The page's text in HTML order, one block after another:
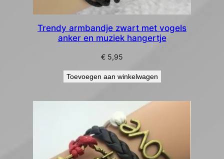
Trendy armbandje zwart met vogels
anker en muziek hangertje
€ 5,95
Toevoegen aan winkelwagen